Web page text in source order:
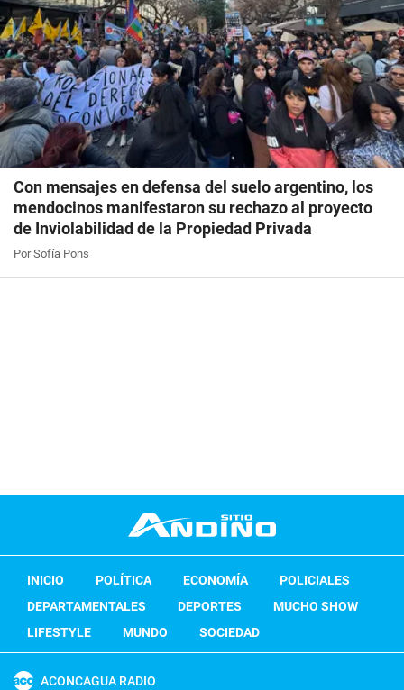
Con mensajes en defensa del suelo argentino, los
mendocinos manifestaron su rechazo al proyecto
de Inviolabilidad de la Propiedad Privada
Por Sofía Pons
INICIO POLÍTICA ECONOMÍA
POLICIALES
DEPARTAMENTALES
DEPORTES
MUCHO SHOW
LIFESTYLE
MUNDO SOCIEDAD
ACONCAGUA RADIO